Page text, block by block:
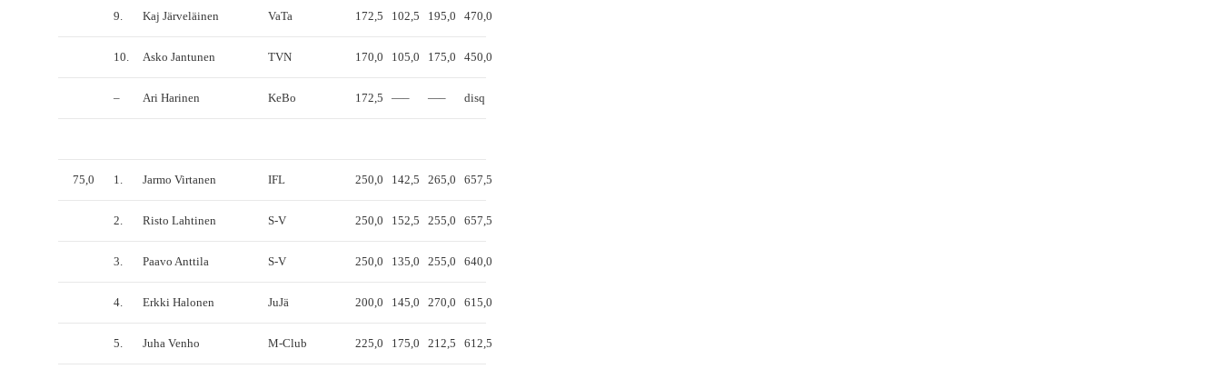
9. Kaj Järveläinen VaTa 172,5 102,5 195,0 470,0
10. Asko Jantunen TVN 170,0 105,0 175,0 450,0
– Ari Harinen KeBo 172,5 —– —– disq
75,0 1. Jarmo Virtanen IFL 250,0 142,5 265,0 657,5
2. Risto Lahtinen S-V 250,0 152,5 255,0 657,5
3. Paavo Anttila S-V 250,0 135,0 255,0 640,0
4. Erkki Halonen JuJä 200,0 145,0 270,0 615,0
5. Juha Venho M-Club 225,0 175,0 212,5 612,5